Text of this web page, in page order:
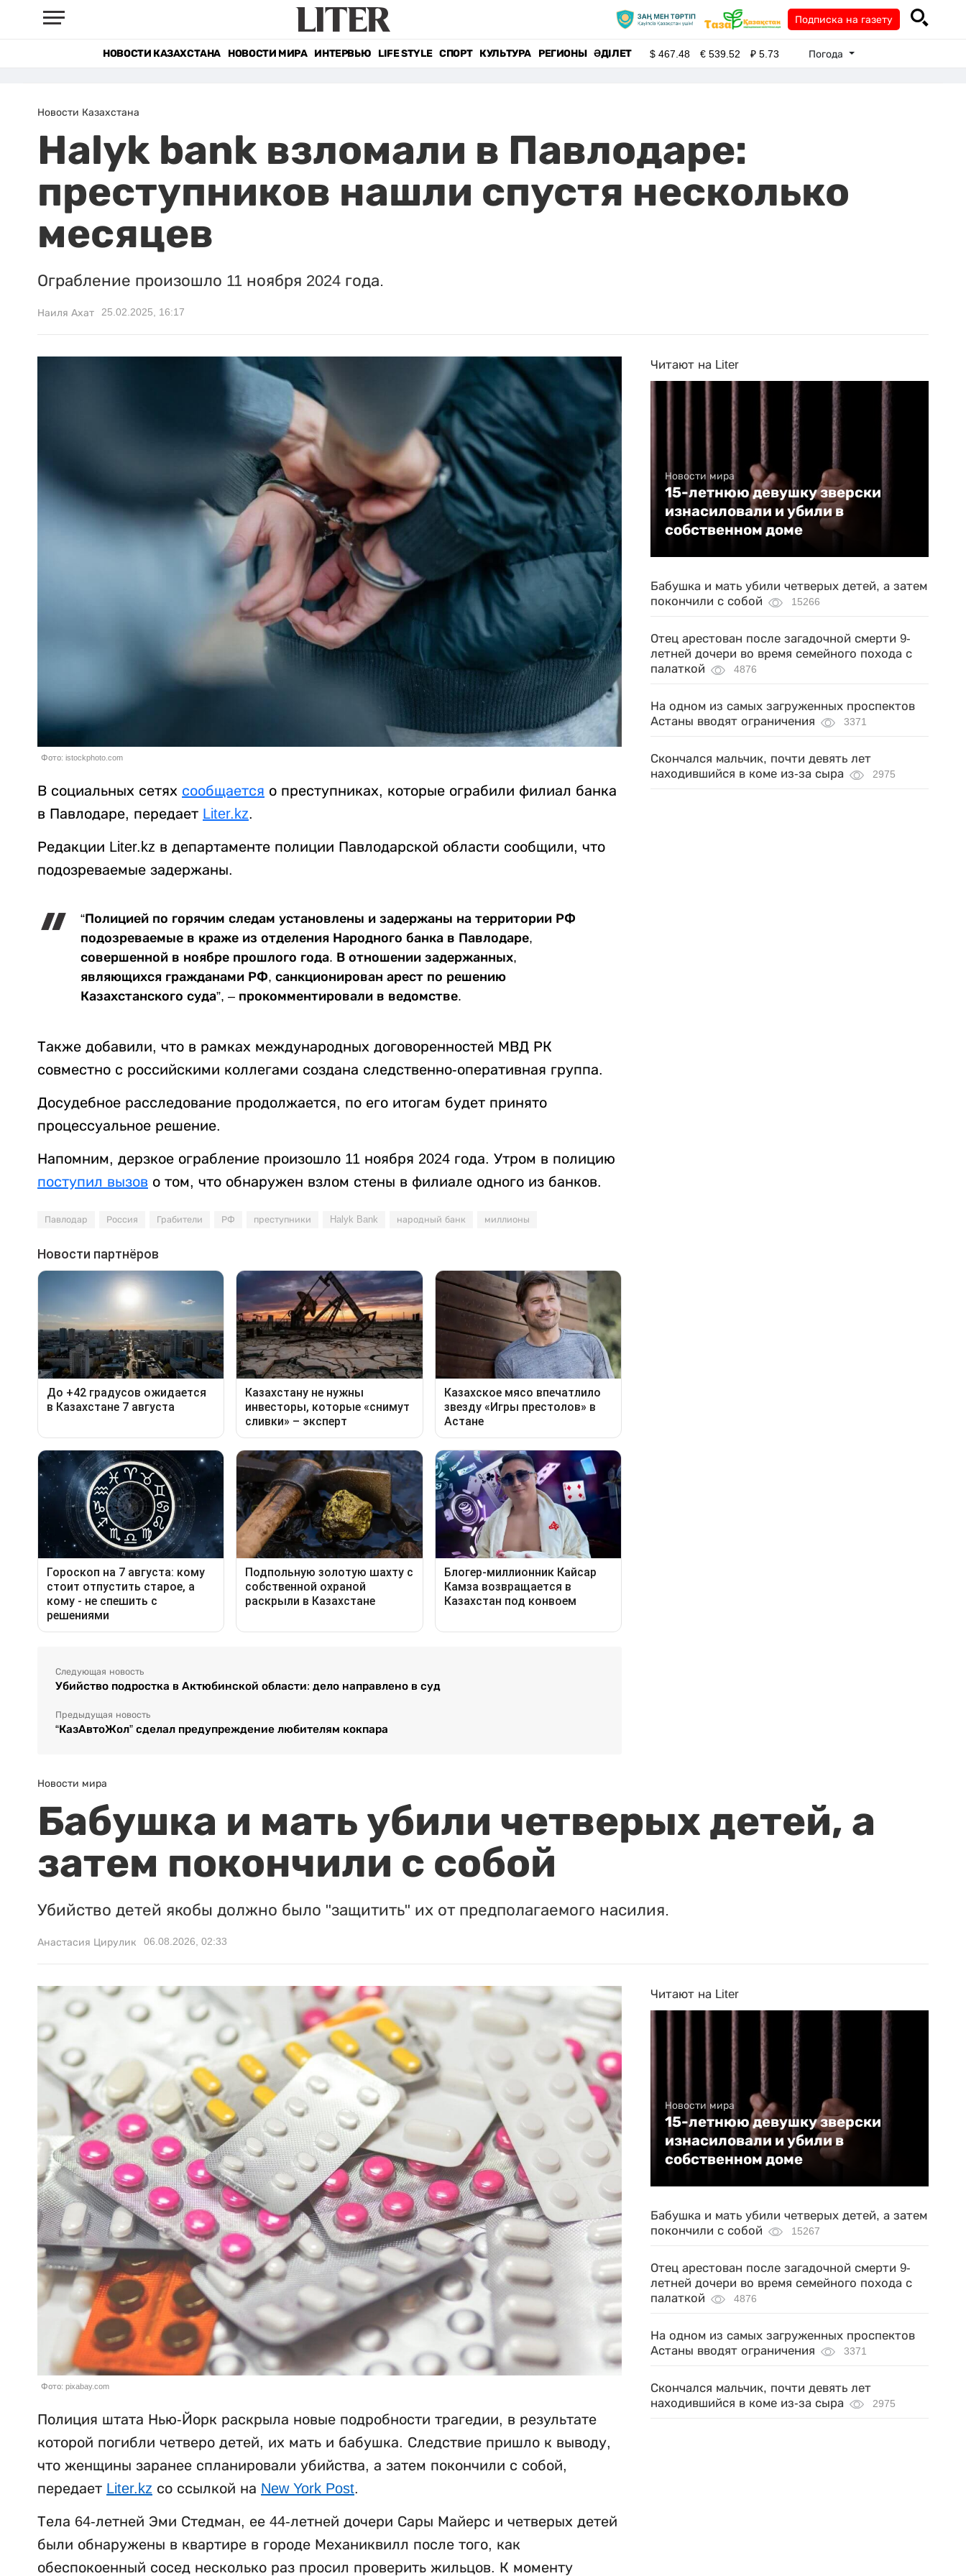
Подписка на газету
НОВОСТИ КАЗАХСТАНА НОВОСТИ МИРА ИНТЕРВЬЮ LIFE STYLE СПОРТ КУЛЬТУРА РЕГИОНЫ ӘДІЛЕТ $467.48 €539.52 ₽5.73 Погода
Новости Казахстана
Halyk bank взломали в Павлодаре:
преступников нашли спустя несколько
месяцев
Ограбление произошло 11 ноября 2024 года.
Наиля Ахат 25.02.2025, 16:17
Фото: istockphoto.com
В социальных сетях сообщается о преступниках, которые ограбили филиал банка
в Павлодаре, передает Liter.kz.
Редакции Liter.kz в департаменте полиции Павлодарской области сообщили, что
подозреваемые задержаны.
“Полицией по горячим следам установлены и задержаны на территории РФ
подозреваемые в краже из отделения Народного банка в Павлодаре,
совершенной в ноябре прошлого года. В отношении задержанных,
являющихся гражданами РФ, санкционирован арест по решению
Казахстанского суда”, – прокомментировали в ведомстве.
Также добавили, что в рамках международных договоренностей МВД РК
совместно с российскими коллегами создана следственно-оперативная группа.
Досудебное расследование продолжается, по его итогам будет принято
процессуальное решение.
Напомним, дерзкое ограбление произошло 11 ноября 2024 года. Утром в полицию
поступил вызов о том, что обнаружен взлом стены в филиале одного из банков.
Павлодар Россия Грабители РФ преступники Halyk Bank народный банк миллионы
Следующая новость
Убийство подростка в Актюбинской области: дело направлено в суд
Предыдущая новость
“КазАвтоЖол” сделал предупреждение любителям кокпара
Читают на Liter
Новости мира
15-летнюю девушку зверски
изнасиловали и убили в
собственном доме
Бабушка и мать убили четверых детей, а затем
покончили с собой
15266
Отец арестован после загадочной смерти 9-
летней дочери во время семейного похода с
палаткой
4876
На одном из самых загруженных проспектов
Астаны вводят ограничения
3371
Скончался мальчик, почти девять лет
находившийся в коме из-за сыра
2975
Новости мира
Бабушка и мать убили четверых детей, а
затем покончили с собой
Убийство детей якобы должно было "защитить" их от предполагаемого насилия.
Анастасия Цирулик 06.08.2026, 02:33
Фото: pixabay.com
Полиция штата Нью-Йорк раскрыла новые подробности трагедии, в результате
которой погибли четверо детей, их мать и бабушка. Следствие пришло к выводу,
что женщины заранее спланировали убийства, а затем покончили с собой,
передает Liter.kz со ссылкой на New York Post.
Тела 64-летней Эми Стедман, ее 44-летней дочери Сары Майерс и четверых детей
были обнаружены в квартире в городе Механиквилл после того, как
обеспокоенный сосед несколько раз просил проверить жильцов. К моменту
Читают на Liter
Новости мира
15-летнюю девушку зверски
изнасиловали и убили в
собственном доме
Бабушка и мать убили четверых детей, а затем
покончили с собой
15267
Отец арестован после загадочной смерти 9-
летней дочери во время семейного похода с
палаткой
4876
На одном из самых загруженных проспектов
Астаны вводят ограничения
3371
Скончался мальчик, почти девять лет
находившийся в коме из-за сыра
2975